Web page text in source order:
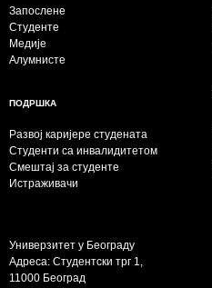
Запослене
Студенте
Медије
Алумнисте
ПОДРШКА
Развој каријере студената
Студенти са инвалидитетом
Смештај за студенте
Истраживачи
Универзитет у Београду
Адреса: Студентски трг 1,
11000 Београд